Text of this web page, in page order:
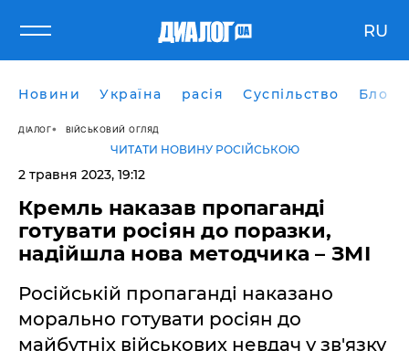
RU
Новини Україна расія Суспільство Блоги
ДІАЛОГ ВІЙСЬКОВИЙ ОГЛЯД
ЧИТАТИ НОВИНУ РОСІЙСЬКОЮ
2 травня 2023, 19:12
Кремль наказав пропаганді
готувати росіян до поразки,
надійшла нова методчика – ЗМІ
Російській пропаганді наказано
морально готувати росіян до
майбутніх військових невдач у зв'язку